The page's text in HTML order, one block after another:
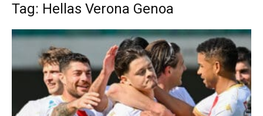
Tag: Hellas Verona Genoa